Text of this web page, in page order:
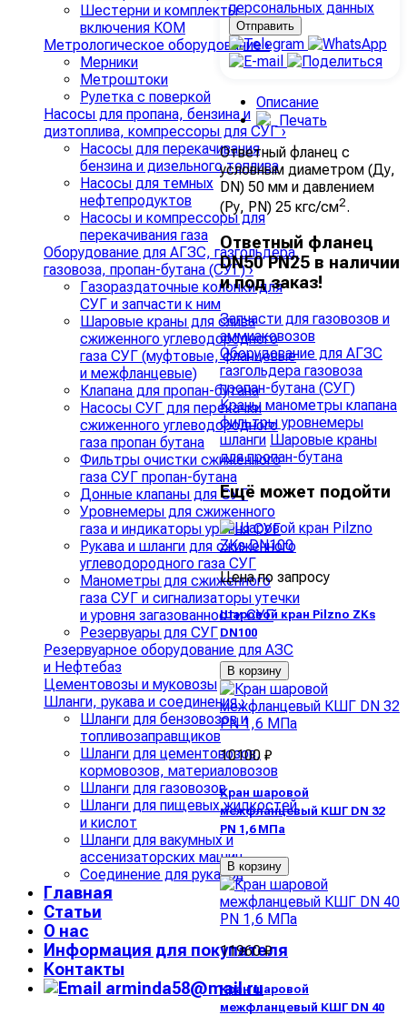
Шестерни и комплекты
включения КОМ
Метрологическое оборудование›
Мерники
Метроштоки
Рулетка с поверкой
Насосы для пропана, бензина и
дизтоплива, компрессоры для СУГ›
Насосы для перекачивания
бензина и дизельного топлива
Насосы для темных
нефтепродуктов
Насосы и компрессоры для
перекачивания газа
Оборудование для АГЗС, газгольдера,
газовоза, пропан-бутана (СУГ)›
Газораздаточные колонки для
СУГ и запчасти к ним
Шаровые краны для слива
сжиженного углеводородного
газа СУГ (муфтовые, фланцевые
и межфланцевые)
Клапана для пропан-бутана
Насосы СУГ для перекачки
сжиженного углеводородного
газа пропан бутана
Фильтры очистки сжиженного
газа СУГ пропан-бутана
Донные клапаны для СУГ
Уровнемеры для сжиженного
газа и индикаторы уровня СУГ
Рукава и шланги для сжиженного
углеводородного газа СУГ
Манометры для сжиженного
газа СУГ и сигнализаторы утечки
и уровня загазованности СУГ
Резервуары для СУГ
Резервуарное оборудование для АЗС
и Нефтебаз
Цементовозы и муковозы
Шланги, рукава и соединения›
Шланги для бензовозов и
топливозаправщиков
Шланги для цементовозов,
кормовозов, материаловозов
Шланги для газовозов
Шланги для пищевых жидкостей
и кислот
Шланги для вакумных и
ассенизаторских машин
Соединение для рукавов
Главная
Статьи
О нас
Информация для покупателя
Контакты
arminda58@mail.ru
персональных данных
Описание
Печать
Ответный фланец с
условным диаметром (Ду,
DN) 50 мм и давлением
(Ру, PN) 25 кгс/см2.
Ответный фланец
DN50 PN25 в наличии
и под заказ!
Запчасти для газовозов и
аммиаковозов
Оборудование для АГЗС
газгольдера газовоза
пропан-бутана (СУГ)
Краны манометры клапана
фильтры уровнемеры
шланги Шаровые краны
для пропан-бутана
Ещё может подойти
Цена по запросу
Шаровой кран Pilzno ZKs
DN100
В корзину
10100 ₽
Кран шаровой
межфланцевый КШГ DN 32
PN 1,6 МПа
В корзину
11960 ₽
Кран шаровой
межфланцевый КШГ DN 40